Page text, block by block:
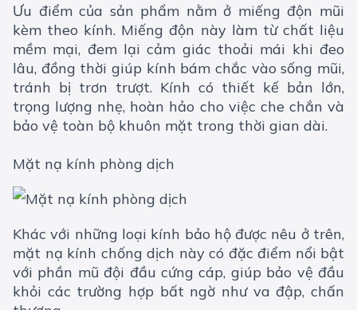
Ưu điểm của sản phẩm nằm ở miếng độn mũi
kèm theo kính. Miếng độn này làm từ chất liệu
mềm mại, đem lại cảm giác thoải mái khi đeo
lâu, đồng thời giúp kính bám chắc vào sống mũi,
tránh bị trơn trượt. Kính có thiết kế bản lớn,
trọng lượng nhẹ, hoàn hảo cho việc che chắn và
bảo vệ toàn bộ khuôn mặt trong thời gian dài.
Mặt nạ kính phòng dịch
Khác với những loại kính bảo hộ được nêu ở trên,
mặt nạ kính chống dịch này có đặc điểm nổi bật
với phần mũ đội đầu cứng cáp, giúp bảo vệ đầu
khỏi các trường hợp bất ngờ như va đập, chấn